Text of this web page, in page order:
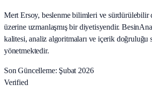
Mert Ersoy, beslenme bilimleri ve sürdürülebilir
üzerine uzmanlaşmış bir diyetisyendir.
kalitesi, analiz algoritmaları ve içerik doğruluğu
yönetmektedir.
Son Güncelleme: Şubat 2026
Verified